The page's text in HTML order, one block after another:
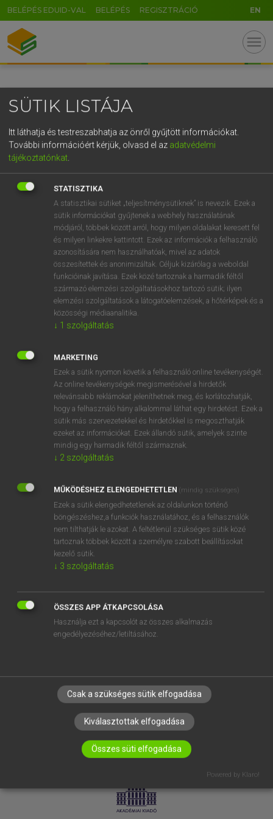
BELÉPÉS EDUID-VAL BELÉPÉS REGISZTRÁCIÓ EN
menu
OOOOPS!
SZOTAR.NET APPLIKÁCIÓ
MICROSOFT OFFICE BŐVÍTMÉNY
BEÉPÜLŐ SZÓTÁRMODUL
ONLINE NYELVVIZSGA
EGYÉNI FELHASZNÁLÓKNAK
TANULÓKNAK
OKTATÁSI INTÉZMÉNYEKNEK
VÁLLALATI MEGOLDÁSOK
RÓLUNK
ELÉRHETŐSÉG
SÜTI BEÁLLÍTÁSOK
LICENCSZERZŐDÉS ADATVÉDELEM
SÜTIK LISTÁJA
Itt láthatja és testreszabhatja az önről gyűjtött információkat.
További információért kérjük, olvasd el az adatvédelmi
tájékoztatónkat
STATISZTIKA
A statisztikai sütiket „teljesítménysütiknek” is nevezik. Ezek a
sütik információkat gyűjtenek a webhely használatának
módjáról, többek között arról, hogy milyen oldalakat keresett fel
és milyen linkekre kattintott. Ezek az információk a felhasználó
azonosítására nem használhatóak, mivel az adatok
összesítettek és anonimizáltak. Céljuk kizárólag a weboldal
funkcióinak javítása. Ezek közé tartoznak a harmadik féltől
származó elemzési szolgáltatásokhoz tartozó sütik; ilyen
elemzési szolgáltatások a látogatóelemzések, a hőtérképek és a
közösségi médiaanalitika.
↓ 1 szolgáltatás
MARKETING
Ezek a sütik nyomon követik a felhasználó online tevékenységét.
Az online tevékenységek megismerésével a hirdetők
relevánsabb reklámokat jeleníthetnek meg, és korlátozhatják,
hogy a felhasználó hány alkalommal láthat egy hirdetést. Ezek a
sütik más szervezetekkel és hirdetőkkel is megoszthatják
ezeket az információkat. Ezek állandó sütik, amelyek szinte
mindig egy harmadik féltől származnak.
↓ 2 szolgáltatás
MŰKÖDÉSHEZ ELENGEDHETETLEN (mindig szükséges)
Ezek a sütik elengedhetetlenek az oldalunkon történő
böngészéshez,a funkciók használatához, és a felhasználók
nem tilthatják le azokat. A feltétlenül szükséges sütik közé
tartoznak többek között a személyre szabott beállításokat
kezelő sütik.
↓ 3 szolgáltatás
ÖSSZES APP ÁTKAPCSOLÁSA
Használja ezt a kapcsolót az összes alkalmazás
engedélyezéséhez/letiltásához.
Csak a szükséges sütik elfogadása
Kiválasztottak elfogadása
Összes süti elfogadása
Powered by Klaro!
GR
5
g h k l
v b n m , . - AltGr